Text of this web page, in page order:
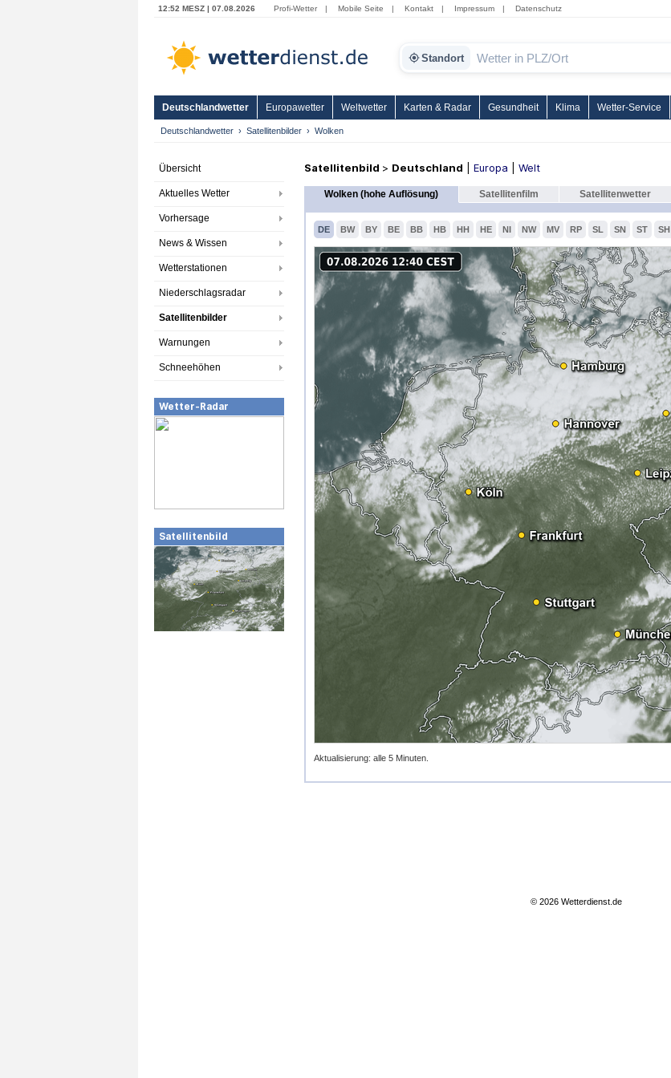
12:52 MESZ | 07.08.2026 Profi-Wetter | Mobile Seite | Kontakt | Impressum | Datenschutz
Standort
Deutschlandwetter Europawetter Weltwetter Karten & Radar Gesundheit Klima Wetter-Service
Deutschlandwetter Satellitenbilder Wolken
Übersicht
Aktuelles Wetter
Vorhersage
News & Wissen
Wetterstationen
Niederschlagsradar
Satellitenbilder
Warnungen
Schneehöhen
Wetter-Radar
Satellitenbild
Satellitenbild > Deutschland Europa Welt
Wolken (hohe Auflösung) Satellitenfilm Satellitenwetter
DE BW BY BE BB HB HH HE NI NW MV RP SL SN ST SH
Aktualisierung: alle 5 Minuten.
© 2026 Wetterdienst.de